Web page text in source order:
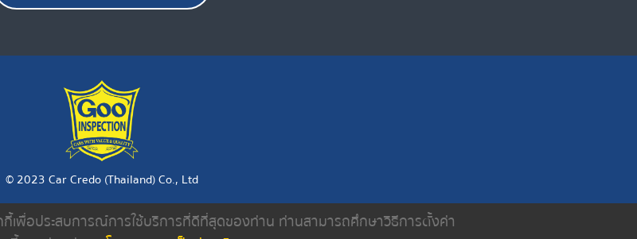
© 2023 Car Credo (Thailand) Co., Ltd
ารถมือสอง ดีลเลอร์ บทความ ติดต่อเรา นโยบายความเป็นส่วนตัว
กี้เพื่อประสบการณ์การใช้บริการที่ดีที่สุดของท่าน ท่านสามารถศึกษาวิธีการตั้งค่า